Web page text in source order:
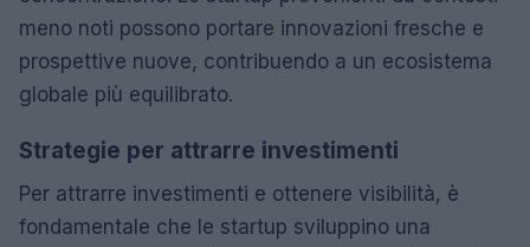
meno noti possono portare innovazioni fresche e
prospettive nuove, contribuendo a un ecosistema
globale più equilibrato.
Strategie per attrarre investimenti
Per attrarre investimenti e ottenere visibilità, è
fondamentale che le startup sviluppino una